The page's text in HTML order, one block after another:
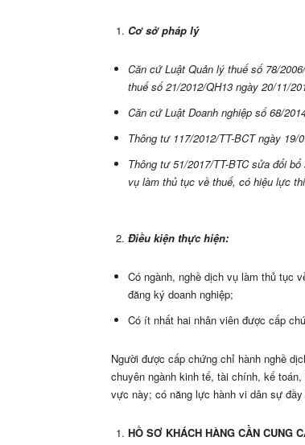
Cơ sở pháp lý
Căn cứ Luật Quản lý thuế số 78/
thuế số 21/2012/QH13 ngày 20/11/
Căn cứ Luật Doanh nghiệp số 68/
Thông tư 117/2012/TT-BCT ngày 19/
Thông tư 51/2017/TT-BTC sửa đổi
vụ làm thủ tục về thuế, có hiệu lực
Điều kiện thực hiện:
Có ngành, nghề dịch vụ làm thủ tục
đăng ký doanh nghiệp;
Có ít nhất hai nhân viên được cấp
Người được cấp chứng chỉ hành nghề
chuyên ngành kinh tế, tài chính, kế
vực này; có năng lực hành vi dân sự
HỒ SƠ KHÁCH HÀNG CẦN CUNG